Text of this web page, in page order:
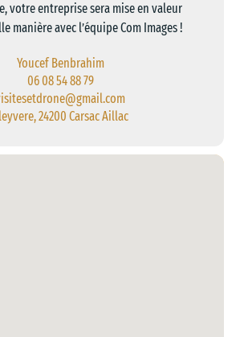
votre entreprise sera mise en valeur
manière avec l’équipe Com Images !
Youcef Benbrahim
06 08 54 88 79
24200 Carsac Aillac